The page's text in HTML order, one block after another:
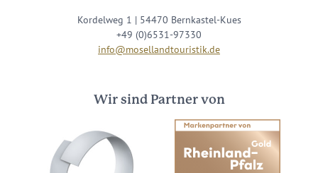
Kordelweg 1 | 54470 Bernkastel-Kues
+49 (0)6531-97330
info@mosellandtouristik.de
Wir sind Partner von